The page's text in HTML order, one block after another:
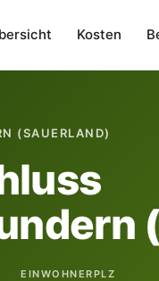
Kosten
(SAUERLAND)
EINWOHNERPLZ